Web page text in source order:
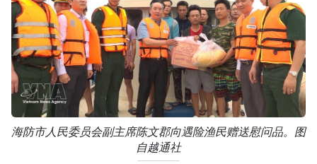
海防市人民委员会副主席陈文郡向遇险渔民赠送慰问品。图
自越通社